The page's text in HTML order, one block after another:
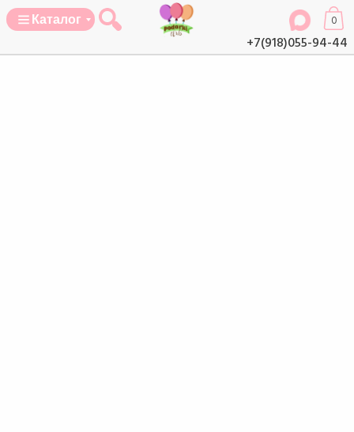
+7(918)055-94-44
0
Каталог